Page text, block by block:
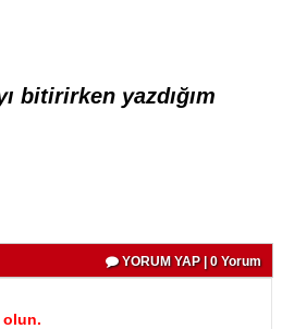
bitirirken yazdığım
YORUM YAP | 0 Yorum
olun.